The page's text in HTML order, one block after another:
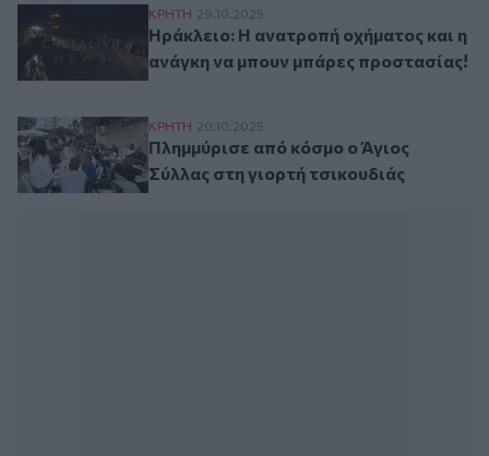
Ηράκλειο: Η ανατροπή οχήματος και η
ΚΡΗΤΗ 29.10.2025
Ηράκλειο: Η ανατροπή οχήματος και η
ανάγκη να μπουν μπάρες προστασίας!
Πλημμύρισε από κόσμο ο Άγιος Σύλλας
ΚΡΗΤΗ 20.10.2025
Πλημμύρισε από κόσμο ο Άγιος
Σύλλας στη γιορτή τσικουδιάς